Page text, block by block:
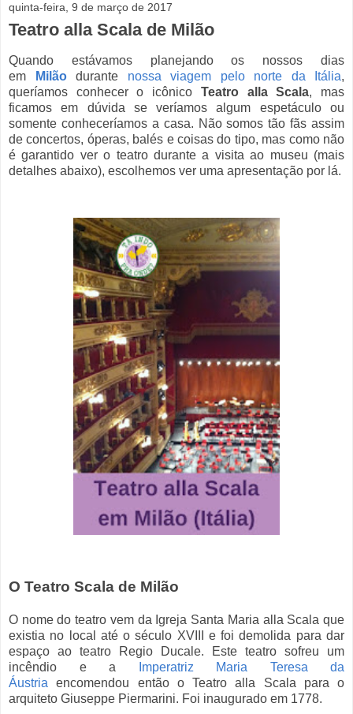
quinta-feira, 9 de março de 2017
Teatro alla Scala de Milão
Quando estávamos planejando os nossos dias
em
Milãodurante nossa viagem pelo norte da Itália,
queríamos conhecer o icônico Teatro alla Scala, mas
ficamos em dúvida se veríamos algum espetáculo ou
somente conheceríamos a casa. Não somos tão fãs assim
de concertos, óperas, balés e coisas do tipo, mas como não
é garantido ver o teatro durante a visita ao museu (mais
detalhes abaixo), escolhemos ver uma apresentação por lá.
O Teatro Scala de Milão
O nome do teatro vem da Igreja Santa Maria alla Scala que
existia no local até o século XVIII e foi demolida para dar
espaço ao teatro Regio Ducale. Este teatro sofreu um
incêndio e a
Imperatriz Maria Teresa da
Áustria encomendou então o Teatro alla Scala para o
arquiteto Giuseppe Piermarini. Foi inaugurado em 1778.